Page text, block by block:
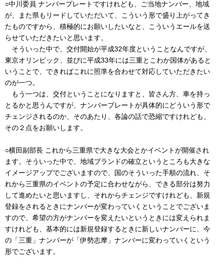
○中川委員 ナンバープレートですけれども、ご当地ナンバー、地域
が、また県もリードしていただいて、こういう形で盛り上がってき
たものですから、積極的にお願いしたいなと、こういうエールを送
らせていただきたいと思います。
そういった中で、交付開始が平成32年度ということなんですが、
東京オリンピック、並びに平成33年には三重とこわか国体があると
いうことで、できればこれに照準を合わせて対応していただきたい
のが一つ。
もう一つは、交付ということになりますと、皆さん方、車を持っ
とるかと思うんですが、ナンバープレートが具体的にどういう形で
チェンジされるのか、そのあたり、各論の話で恐縮ですけれども、
その２点をお願いします。
○横田副部長 これから三重県で大きな大会とかイベントが開催され
ます。そういった中で、地域ブランドの確立というところも大きな
イメージアップでございますので、国のそういった手順の流れ、そ
れから三重県のイベントの予定に合わせながら、できる部分は努力
して進めたいと思いますし、それからチェンジですけれども、新規
登録をされるときにナンバーが変わっていくということでございま
すので、希望の方がナンバーを変えたいというときには変えられま
すけれども、基本的には新規登録するときに新しいナンバーに、今
の「三重」ナンバーが「伊勢志摩」ナンバーに変わっていくという
形でございます。